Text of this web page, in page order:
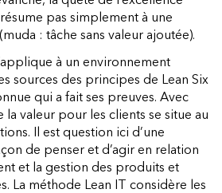
pas simplement à une
: tâche sans valeur ajoutée).
à un environnement
sources des principes de Lean Six
qui a fait ses preuves. Avec
la valeur pour les clients se situe au
Il est question ici d’une
de penser et d’agir en relation
et la gestion des produits et
La méthode Lean IT considère les